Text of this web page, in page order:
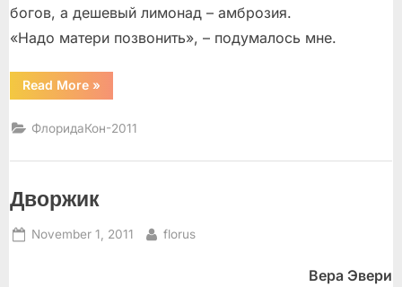
богов, а дешевый лимонад – амброзия.
«Надо матери позвонить», – подумалось мне.
Read More“Подоконник”
»
ФлоридаКон-2011
Дворжик
Posted
November 1, 2011 By
florus
Вера Эвери